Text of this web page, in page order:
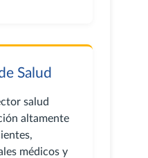
Salud
salud
altamente
médicos y